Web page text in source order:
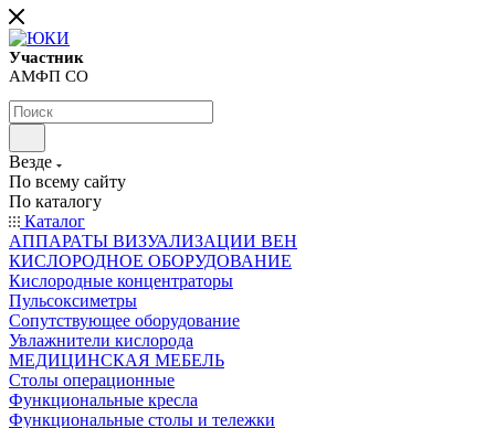
Участник
АМФП СО
Везде
По всему сайту
По каталогу
Каталог
АППАРАТЫ ВИЗУАЛИЗАЦИИ ВЕН
КИСЛОРОДНОЕ ОБОРУДОВАНИЕ
Кислородные концентраторы
Пульсоксиметры
Сопутствующее оборудование
Увлажнители кислорода
МЕДИЦИНСКАЯ МЕБЕЛЬ
Столы операционные
Функциональные кресла
Функциональные столы и тележки